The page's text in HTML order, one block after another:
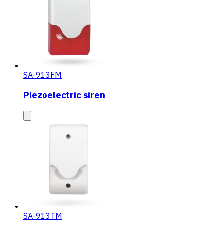
SA-913FM
Piezoelectric siren
SA-913TM